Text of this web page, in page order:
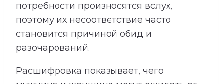
потребности произносятся вслух,
поэтому их несоответствие часто
становится причиной обид и
разочарований.
Расшифровка показывает, чего